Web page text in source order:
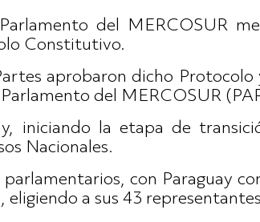
del MERCOSUR
Constitutivo.
aprobaron dicho Protocolo
del MERCOSUR
iniciando la etapa de
Nacionales.
con Paraguay
a sus 43